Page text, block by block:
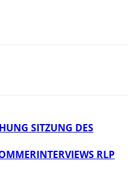
SITZUNG DES
RLP